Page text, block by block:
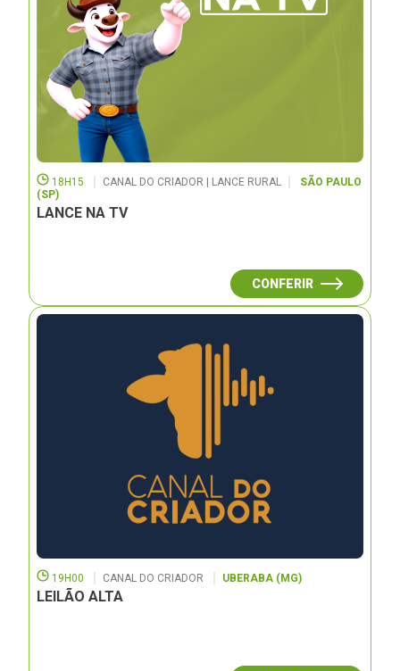
18H15 CANAL DO CRIADOR | LANCE RURAL
SÃO PAULO
(SP)
LANCE NA TV
CONFERIR
19H00 CANAL DO CRIADOR UBERABA (MG)
LEILÃO ALTA